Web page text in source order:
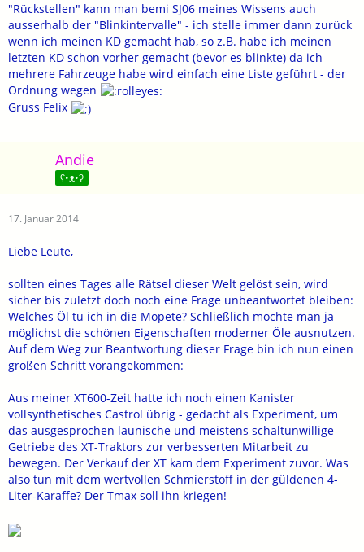
"Rückstellen" kann man bemi SJ06 meines Wissens auch
ausserhalb der "Blinkintervalle" - ich stelle immer dann zurück
wenn ich meinen KD gemacht hab, so z.B. habe ich meinen
letzten KD schon vorher gemacht (bevor es blinkte) da ich
mehrere Fahrzeuge habe wird einfach eine Liste geführt - der
Ordnung wegen
Gruss Felix
Andie
ʕ•ᴥ•ʔ
17. Januar 2014
Liebe Leute,
sollten eines Tages alle Rätsel dieser Welt gelöst sein, wird
sicher bis zuletzt doch noch eine Frage unbeantwortet bleiben:
Welches Öl tu ich in die Mopete? Schließlich möchte man ja
möglichst die schönen Eigenschaften moderner Öle ausnutzen.
Auf dem Weg zur Beantwortung dieser Frage bin ich nun einen
großen Schritt vorangekommen:
Aus meiner XT600-Zeit hatte ich noch einen Kanister
vollsynthetisches Castrol übrig - gedacht als Experiment, um
das ausgesprochen launische und meistens schaltunwillige
Getriebe des XT-Traktors zur verbesserten Mitarbeit zu
bewegen. Der Verkauf der XT kam dem Experiment zuvor. Was
also tun mit dem wertvollen Schmierstoff in der güldenen 4-
Liter-Karaffe? Der Tmax soll ihn kriegen!